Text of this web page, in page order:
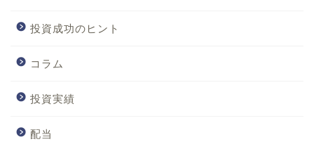
投資成功のヒント
コラム
投資実績
配当